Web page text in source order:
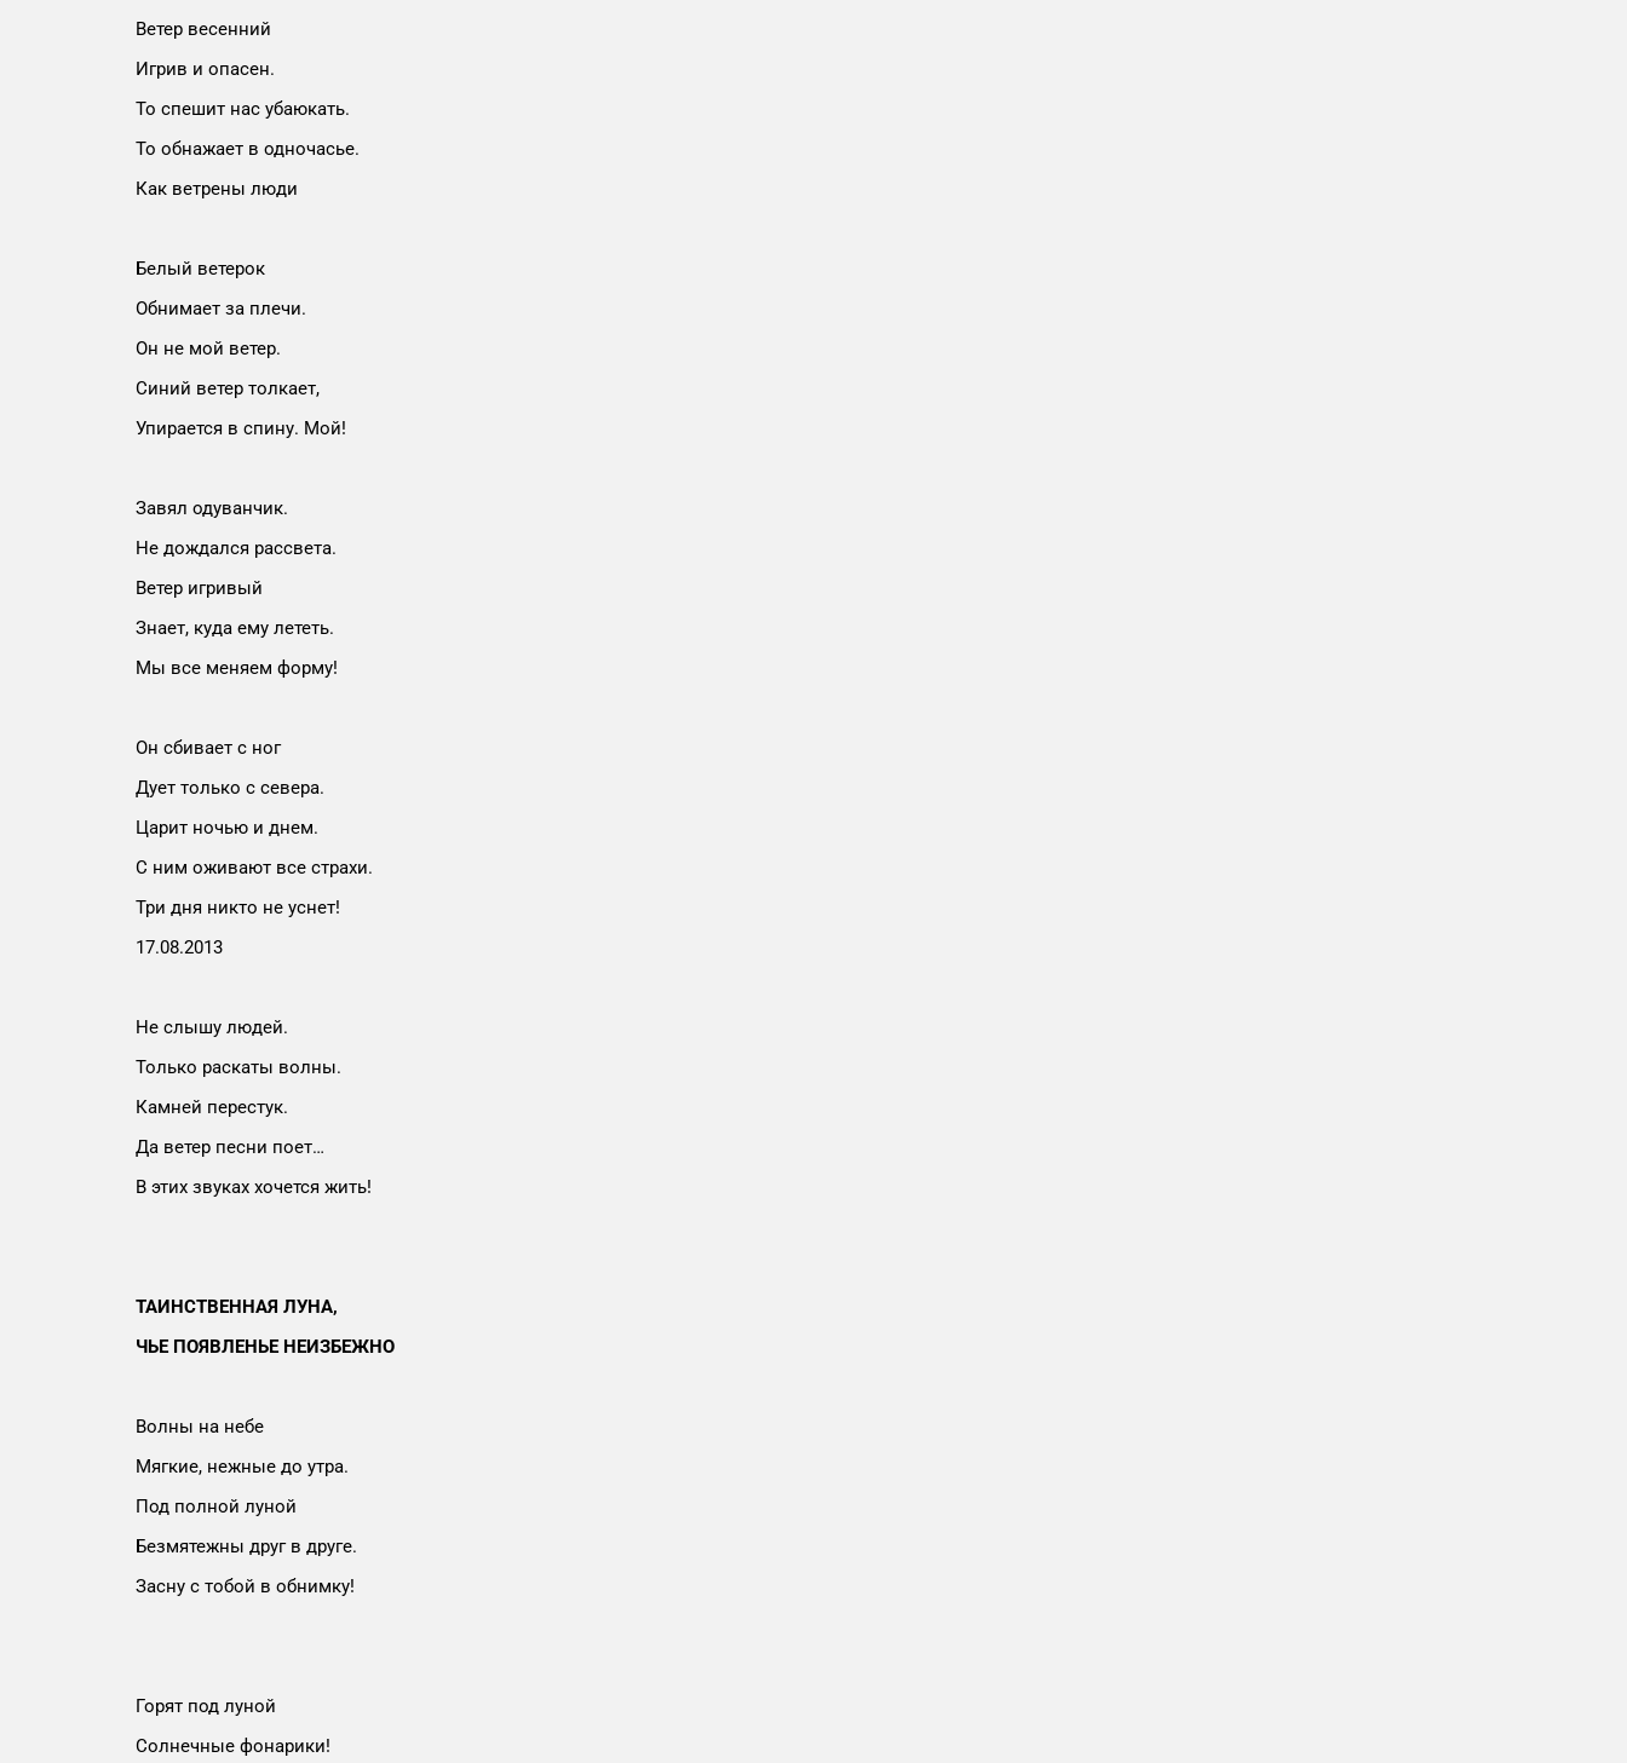
Ветер весенний
Игрив и опасен.
То спешит нас убаюкать.
То обнажает в одночасье.
Как ветрены люди
Белый ветерок
Обнимает за плечи.
Он не мой ветер.
Синий ветер толкает,
Упирается в спину. Мой!
Завял одуванчик.
Не дождался рассвета.
Ветер игривый
Знает, куда ему лететь.
Мы все меняем форму!
Он сбивает с ног
Дует только с севера.
Царит ночью и днем.
С ним оживают все страхи.
Три дня никто не уснет!
17.08.2013
Не слышу людей.
Только раскаты волны.
Камней перестук.
Да ветер песни поет…
В этих звуках хочется жить!
ТАИНСТВЕННАЯ ЛУНА,
ЧЬЕ ПОЯВЛЕНЬЕ НЕИЗБЕЖНО
Волны на небе
Мягкие, нежные до утра.
Под полной луной
Безмятежны друг в друге.
Засну с тобой в обнимку!
Горят под луной
Солнечные фонарики!